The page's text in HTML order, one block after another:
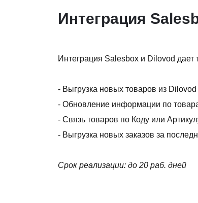
Интеграция
Интеграция Salesbox и Dilovod дает
- Выгрузка новых товаров из
- Обновление информации по
- Связь товаров по Коду или
- Выгрузка новых заказов за
Срок реализации: до 20 раб. дней